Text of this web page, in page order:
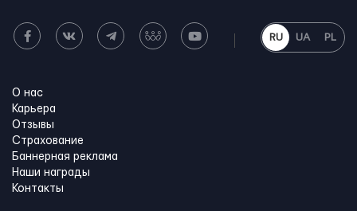
RU UA PL
О нас
Карьера
Отзывы
Страхование
Баннерная реклама
Наши награды
Контакты